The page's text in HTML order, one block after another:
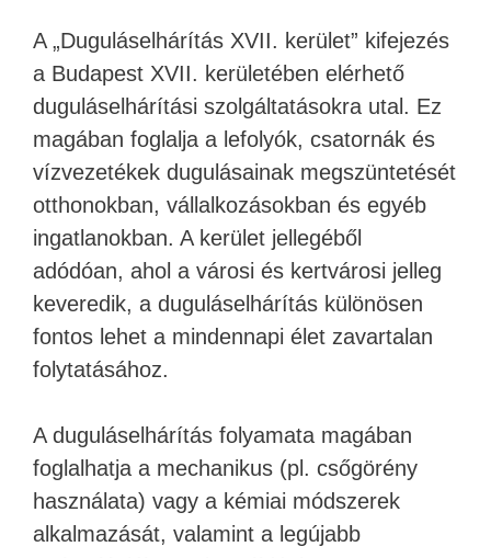
A „Duguláselhárítás XVII. kerület” kifejezés
a Budapest XVII. kerületében elérhető
duguláselhárítási szolgáltatásokra utal. Ez
magában foglalja a lefolyók, csatornák és
vízvezetékek dugulásainak megszüntetését
otthonokban, vállalkozásokban és egyéb
ingatlanokban. A kerület jellegéből
adódóan, ahol a városi és kertvárosi jelleg
keveredik, a duguláselhárítás különösen
fontos lehet a mindennapi élet zavartalan
folytatásához.
A duguláselhárítás folyamata magában
foglalhatja a mechanikus (pl. csőgörény
használata) vagy a kémiai módszerek
alkalmazását, valamint a legújabb